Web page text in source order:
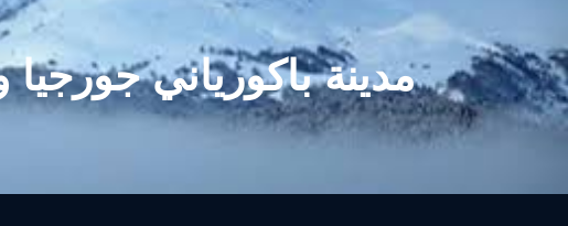
مدينة باكورياني